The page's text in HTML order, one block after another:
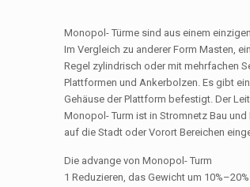
Monopol- Türme sind aus einem
Im Vergleich zu anderer Form Masten,
Regel zylindrisch oder mit mehrfachen
Plattformen und Ankerbolzen. Es gibt
Gehäuse der Plattform befestigt. Der
Monopol- Turm ist in Stromnetz Bau
auf die Stadt oder Vorort Bereichen
Die advange von Monopol- Turm
1 Reduzieren, das Gewicht um 10%–20%